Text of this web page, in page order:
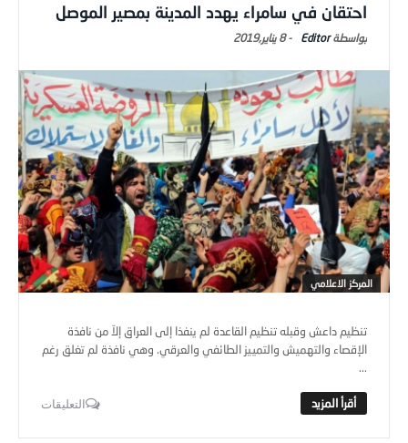
احتقان في سامراء يهدد المدينة بمصير الموصل
Editor
-8 يناير,2019
المركز الاعلامي
تنظيم داعش وقبله تنظيم القاعدة لم ينفذا إلى العراق إلاّ من نافذة
الإقصاء والتهميش والتمييز الطائفي والعرقي. وهي نافذة لم تغلق رغم
...
التعليقات